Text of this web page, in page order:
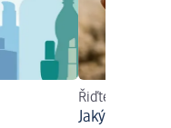
Řiďte se
Jaký